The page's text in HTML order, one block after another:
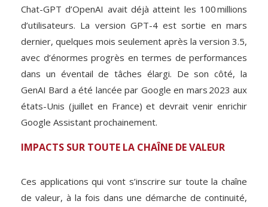
Chat-GPT d’OpenAI avait déjà atteint les 100 millions
d’utilisateurs. La version GPT-4 est sortie en mars
dernier, quelques mois seulement après la version 3.5,
avec d’énormes progrès en termes de performances
dans un éventail de tâches élargi. De son côté, la
GenAI Bard a été lancée par Google en mars 2023 aux
états-Unis (juillet en France) et devrait venir enrichir
Google Assistant prochainement.
IMPACTS SUR TOUTE LA CHAÎNE DE VALEUR
Ces applications qui vont s’inscrire sur toute la chaîne
de valeur, à la fois dans une démarche de continuité,